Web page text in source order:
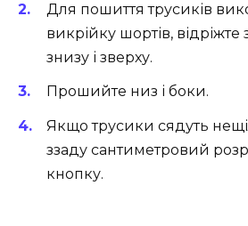
Для пошиття трусиків
викрійку шортів,
знизу і зверху.
Прошийте низ і боки.
Якщо трусики сядуть
ззаду сантиметровий
кнопку.